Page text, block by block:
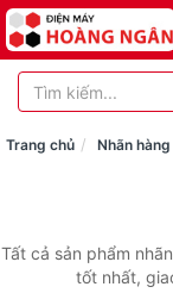
Trang chủ Nhãn hàng
Tất cả sản phẩm
tốt nhất,